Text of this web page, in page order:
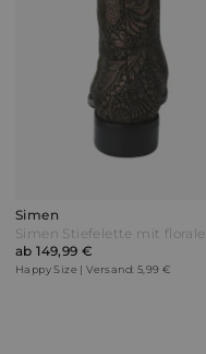
Simen
ab 149,99 €
Happy Size | Versand: 5,99 €